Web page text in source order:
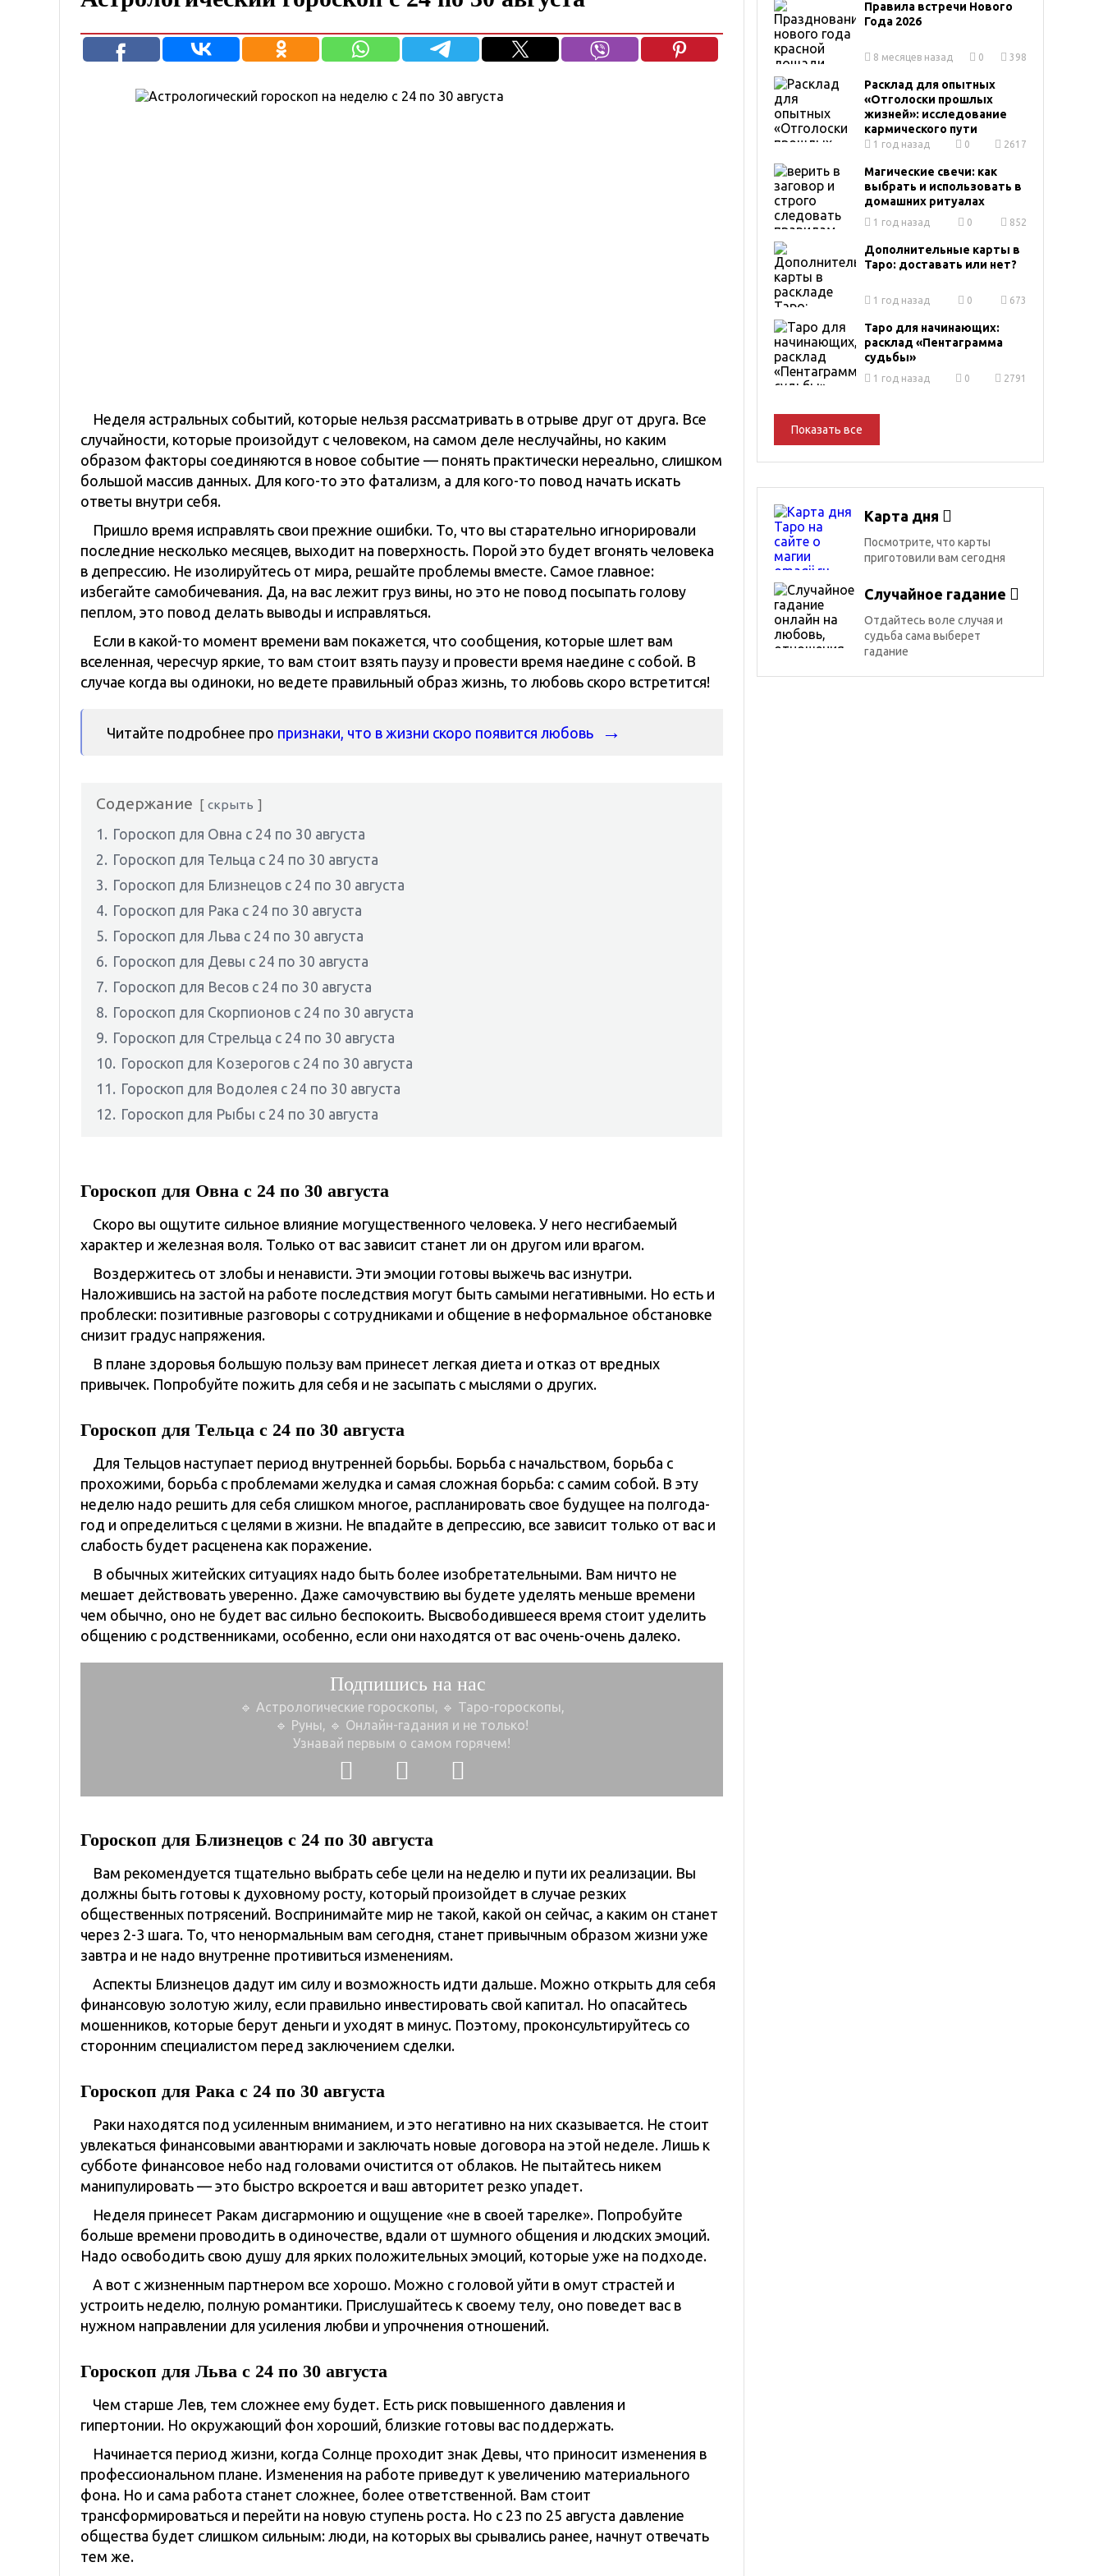
Неделя астральных событий, которые нельзя рассматривать в отрыве друг от друга. Все
случайности, которые произойдут с человеком, на самом деле неслучайны, но каким
образом факторы соединяются в новое событие — понять практически нереально, слишком
большой массив данных. Для кого-то это фатализм, а для кого-то повод начать искать
ответы внутри себя.
Пришло время исправлять свои прежние ошибки. То, что вы старательно игнорировали
последние несколько месяцев, выходит на поверхность. Порой это будет вгонять человека
в депрессию. Не изолируйтесь от мира, решайте проблемы вместе. Самое главное:
избегайте самобичевания. Да, на вас лежит груз вины, но это не повод посыпать голову
пеплом, это повод делать выводы и исправляться.
Если в какой-то момент времени вам покажется, что сообщения, которые шлет вам
вселенная, чересчур яркие, то вам стоит взять паузу и провести время наедине с собой. В
случае когда вы одиноки, но ведете правильный образ жизнь, то любовь скоро встретится!
Читайте подробнее про признаки, что в жизни скоро появится любовь
Содержание скрыть
1. Гороскоп для Овна с 24 по 30 августа
2. Гороскоп для Тельца с 24 по 30 августа
3. Гороскоп для Близнецов с 24 по 30 августа
4. Гороскоп для Рака с 24 по 30 августа
5. Гороскоп для Льва с 24 по 30 августа
6. Гороскоп для Девы с 24 по 30 августа
7. Гороскоп для Весов с 24 по 30 августа
8. Гороскоп для Скорпионов с 24 по 30 августа
9. Гороскоп для Стрельца с 24 по 30 августа
10. Гороскоп для Козерогов с 24 по 30 августа
11. Гороскоп для Водолея с 24 по 30 августа
12. Гороскоп для Рыбы с 24 по 30 августа
Гороскоп для Овна с 24 по 30 августа
Скоро вы ощутите сильное влияние могущественного человека. У него несгибаемый
характер и железная воля. Только от вас зависит станет ли он другом или врагом.
Воздержитесь от злобы и ненависти. Эти эмоции готовы выжечь вас изнутри.
Наложившись на застой на работе последствия могут быть самыми негативными. Но есть и
проблески: позитивные разговоры с сотрудниками и общение в неформальное обстановке
снизит градус напряжения.
В плане здоровья большую пользу вам принесет легкая диета и отказ от вредных
привычек. Попробуйте пожить для себя и не засыпать с мыслями о других.
Гороскоп для Тельца с 24 по 30 августа
Для Тельцов наступает период внутренней борьбы. Борьба с начальством, борьба с
прохожими, борьба с проблемами желудка и самая сложная борьба: с самим собой. В эту
неделю надо решить для себя слишком многое, распланировать свое будущее на полгода-
год и определиться с целями в жизни. Не впадайте в депрессию, все зависит только от вас и
слабость будет расценена как поражение.
В обычных житейских ситуациях надо быть более изобретательными. Вам ничто не
мешает действовать уверенно. Даже самочувствию вы будете уделять меньше времени
чем обычно, оно не будет вас сильно беспокоить. Высвободившееся время стоит уделить
общению с родственниками, особенно, если они находятся от вас очень-очень далеко.
Подпишись на нас
🔹 Астрологические гороскопы, 🔹 Таро-гороскопы,
🔹 Руны, 🔹 Онлайн-гадания и не только!
Узнавай первым о самом горячем!
Гороскоп для Близнецов с 24 по 30 августа
Вам рекомендуется тщательно выбрать себе цели на неделю и пути их реализации. Вы
должны быть готовы к духовному росту, который произойдет в случае резких
общественных потрясений. Воспринимайте мир не такой, какой он сейчас, а каким он станет
через 2-3 шага. То, что ненормальным вам сегодня, станет привычным образом жизни уже
завтра и не надо внутренне противиться изменениям.
Аспекты Близнецов дадут им силу и возможность идти дальше. Можно открыть для себя
финансовую золотую жилу, если правильно инвестировать свой капитал. Но опасайтесь
мошенников, которые берут деньги и уходят в минус. Поэтому, проконсультируйтесь со
сторонним специалистом перед заключением сделки.
Гороскоп для Рака с 24 по 30 августа
Раки находятся под усиленным вниманием, и это негативно на них сказывается. Не стоит
увлекаться финансовыми авантюрами и заключать новые договора на этой неделе. Лишь к
субботе финансовое небо над головами очистится от облаков. Не пытайтесь никем
манипулировать — это быстро вскроется и ваш авторитет резко упадет.
Неделя принесет Ракам дисгармонию и ощущение «не в своей тарелке». Попробуйте
больше времени проводить в одиночестве, вдали от шумного общения и людских эмоций.
Надо освободить свою душу для ярких положительных эмоций, которые уже на подходе.
А вот с жизненным партнером все хорошо. Можно с головой уйти в омут страстей и
устроить неделю, полную романтики. Прислушайтесь к своему телу, оно поведет вас в
нужном направлении для усиления любви и упрочнения отношений.
Гороскоп для Льва с 24 по 30 августа
Чем старше Лев, тем сложнее ему будет. Есть риск повышенного давления и
гипертонии. Но окружающий фон хороший, близкие готовы вас поддержать.
Начинается период жизни, когда Солнце проходит знак Девы, что приносит изменения в
профессиональном плане. Изменения на работе приведут к увеличению материального
фона. Но и сама работа станет сложнее, более ответственной. Вам стоит
трансформироваться и перейти на новую ступень роста. Но с 23 по 25 августа давление
общества будет слишком сильным: люди, на которых вы срывались ранее, начнут отвечать
тем же.
Правила встречи Нового
Года 2026
8 месяцев назад 0 398
Расклад для опытных
«Отголоски прошлых
жизней»: исследование
кармического пути
1 год назад 0 2617
Магические свечи: как
выбрать и использовать в
домашних ритуалах
1 год назад 0 852
Дополнительные карты в
Таро: доставать или нет?
1 год назад 0 673
Таро для начинающих:
расклад «Пентаграмма
судьбы»
1 год назад 0 2791
Показать все
Карта дня
Посмотрите, что карты
приготовили вам сегодня
Случайное гадание
Отдайтесь воле случая и
судьба сама выберет
гадание